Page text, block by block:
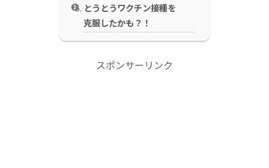
とうとうワクチン接種を
克服したかも？！
スポンサーリンク